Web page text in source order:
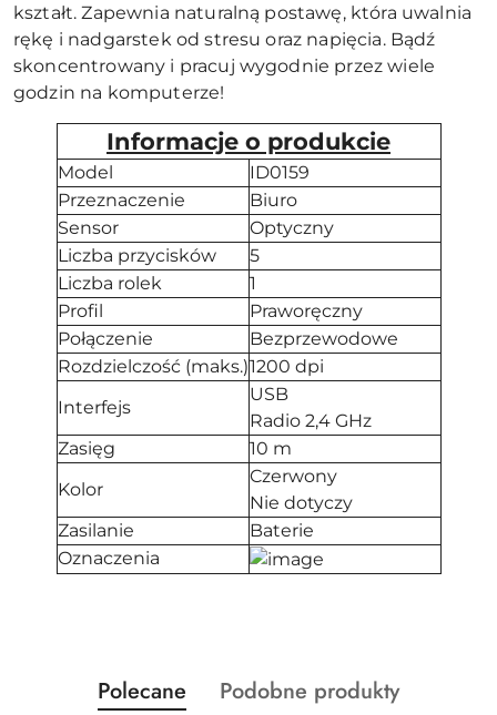
kształt. Zapewnia naturalną postawę, która uwalnia
rękę i nadgarstek od stresu oraz napięcia. Bądź
skoncentrowany i pracuj wygodnie przez wiele
godzin na komputerze!
Informacje o produkcie
Model
ID0159
Przeznaczenie
Biuro
Sensor
Optyczny
Liczba przycisków
5
Liczba rolek
1
Profil
Praworęczny
Połączenie
Bezprzewodowe
Rozdzielczość (maks.)1200 dpi
Interfejs
USB
Radio 2,4 GHz
Zasięg
10 m
Kolor
Czerwony
Nie dotyczy
Zasilanie
Baterie
Oznaczenia
Pomiń karuzelę produktów
Produkty
Polecane
Produkty
Podobne produkty